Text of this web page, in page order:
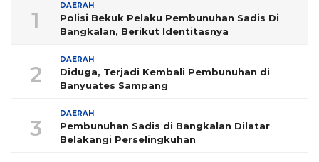
1
DAERAH
Polisi Bekuk Pelaku Pembunuhan Sadis Di
Bangkalan, Berikut Identitasnya
2
DAERAH
Diduga, Terjadi Kembali Pembunuhan di
Banyuates Sampang
3
DAERAH
Pembunuhan Sadis di Bangkalan Dilatar
Belakangi Perselingkuhan